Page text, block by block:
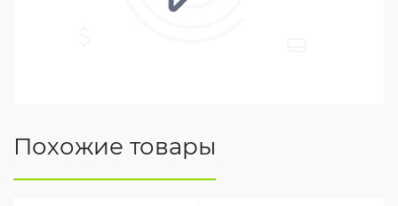
Похожие товары